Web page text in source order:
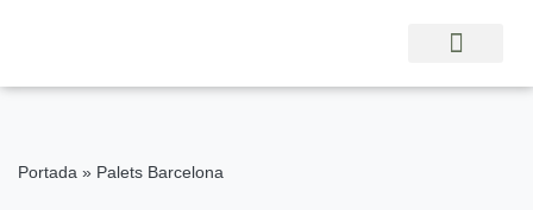
al
Portada » Palets Barcelona